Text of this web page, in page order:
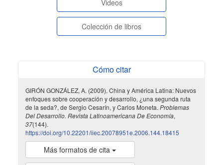
Videos
Colección de libros
Cómo citar
GIRÓN GONZÁLEZ, A. (2009). China y América Latina: Nuevos
enfoques sobre cooperación y desarrollo, ¿una segunda ruta
de la seda?, de Sergio Cesarín, y Carlos Moneta. Problemas
Del Desarrollo. Revista Latinoamericana De Economía,
37(144).
https://doi.org/10.22201/iiec.20078951e.2006.144.18415
Más formatos de cita